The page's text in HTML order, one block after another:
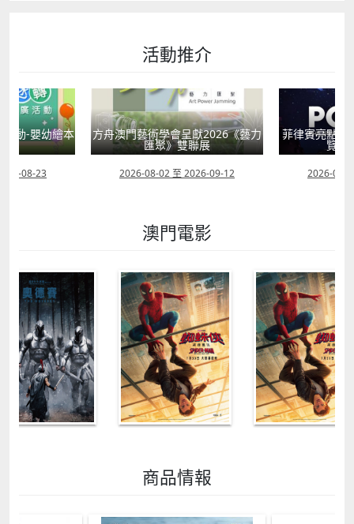
活動推介
動-嬰幼繪本
08-23
方舟澳門藝術學會呈獻2026《藝力
匯聚》雙聯展
2026-08-02 至 2026-09-12
菲律賓亮點文
覽會
2026-07-
澳門電影
商品情報